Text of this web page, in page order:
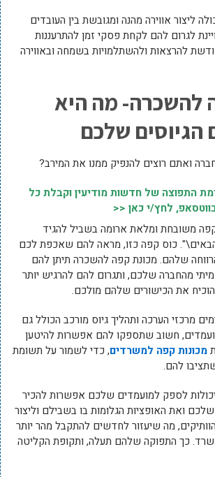
ליצור אווירה מהנה ומגובשת בין העובדים
לגרום להם לקחת פסקי זמן להתרעננות
להרצאות ולהשתלמויות בשמחה ובאווירה
להשכרה- מה היא
הגיוסים שלכם
ואתם רוצים להנפיק ממנו את המירב?
התפוצה של חדשות מודיעין וקבלת כל
לחץ/י כאן <<
משובחת ומלאת ארומה בשביל להגיד
כוס קפה כזו, מראה להם שאכפת לכם
שלהם. מכונת קפה להשכרה תיתן להם
מהחברה שלכם, ותגרום להם להרגיש יותר
להוכיח את הכישורים שלהם מולכם.
מרכזי הערכה ותהליך גיוס מורכב הכולל גם
חשוב שתספקו להם אפשרות להיטען
מכונות קפה למשרדים, כדי לשמור על תשומת
להם.
לספק למועמדים שלכם אפשרות להכיר
ואת האופציות הגלומות בו בשבילם וליצור
מה שיעזור לחדשים להתקבל מהר יותר
כך התפוקה שלהם תעלה, ותקופת הקליטה